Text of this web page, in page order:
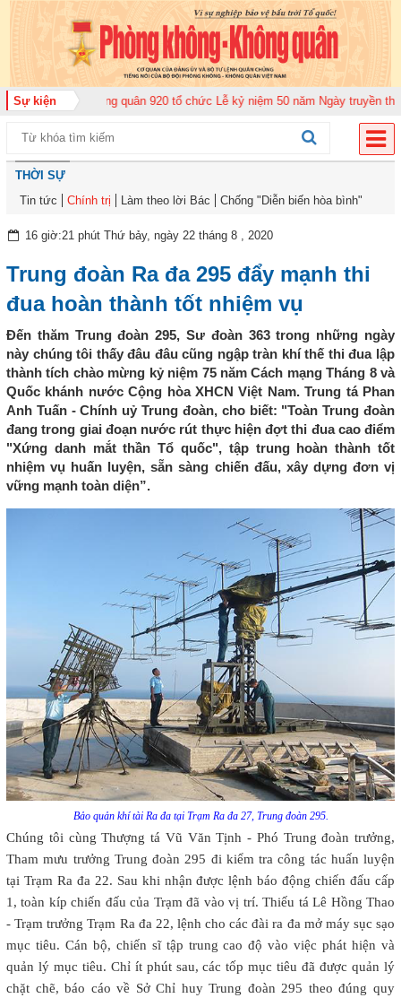
Sự kiện
đoàn Không quân 920 tổ chức Lễ kỷ niệm 50 năm Ngày truyền thống
THỜI SỰ
Tin tức
Chính trị Làm theo lời Bác Chống "Diễn biến hòa bình"
16 giờ:21 phút Thứ bảy, ngày 22 tháng 8 , 2020
Trung đoàn Ra đa 295 đẩy mạnh thi
đua hoàn thành tốt nhiệm vụ
Đến thăm Trung đoàn 295, Sư đoàn 363 trong những ngày
này chúng tôi thấy đâu đâu cũng ngập tràn khí thế thi đua lập
thành tích chào mừng kỷ niệm 75 năm Cách mạng Tháng 8 và
Quốc khánh nước Cộng hòa XHCN Việt Nam. Trung tá Phan
Anh Tuấn - Chính uỷ Trung đoàn, cho biết: "Toàn Trung đoàn
đang trong giai đoạn nước rút thực hiện đợt thi đua cao điểm
"Xứng danh mắt thần Tổ quốc", tập trung hoàn thành tốt
nhiệm vụ huấn luyện, sẵn sàng chiến đấu, xây dựng đơn vị
vững mạnh toàn diện”.
Bảo quản khí tài Ra đa tại Trạm Ra đa 27, Trung đoàn 295.
Chúng tôi cùng Thượng tá Vũ Văn Tịnh - Phó Trung đoàn trưởng,
Tham mưu trưởng Trung đoàn 295 đi kiểm tra công tác huấn luyện
tại Trạm Ra đa 22. Sau khi nhận được lệnh báo động chiến đấu cấp
1, toàn kíp chiến đấu của Trạm đã vào vị trí. Thiếu tá Lê Hồng Thao
- Trạm trưởng Trạm Ra đa 22, lệnh cho các đài ra đa mở máy sục sạo
mục tiêu. Cán bộ, chiến sĩ tập trung cao độ vào việc phát hiện và
quản lý mục tiêu. Chỉ ít phút sau, các tốp mục tiêu đã được quản lý
chặt chẽ, báo cáo về Sở Chỉ huy Trung đoàn 295 theo đúng quy